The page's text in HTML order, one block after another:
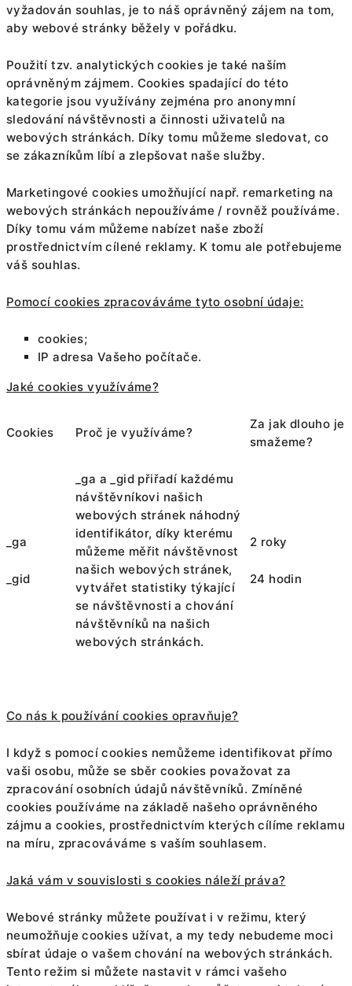
vyžadován souhlas, je to náš oprávněný zájem na tom,
aby webové stránky běžely v pořádku.
Použití tzv. analytických cookies je také naším
oprávněným zájmem. Cookies spadající do této
kategorie jsou využívány zejména pro anonymní
sledování návštěvnosti a činnosti uživatelů na
webových stránkách. Díky tomu můžeme sledovat, co
se zákazníkům líbí a zlepšovat naše služby.
Marketingové cookies umožňující např. remarketing na
webových stránkách nepoužíváme / rovněž používáme.
Díky tomu vám můžeme nabízet naše zboží
prostřednictvím cílené reklamy. K tomu ale potřebujeme
váš souhlas.
Pomocí cookies zpracováváme tyto osobní údaje:
cookies;
IP adresa Vašeho počítače.
Jaké cookies využíváme?
Cookies Proč je využíváme?
Za jak dlouho je
smažeme?
_ga
_gid
_ga a _gid přiřadí každému
návštěvníkovi našich
webových stránek náhodný
identifikátor, díky kterému
můžeme měřit návštěvnost
našich webových stránek,
vytvářet statistiky týkající
se návštěvnosti a chování
návštěvníků na našich
webových stránkách.
2 roky
24 hodin
Co nás k používání cookies opravňuje?
I když s pomocí cookies nemůžeme identifikovat přímo
vaši osobu, může se sběr cookies považovat za
zpracování osobních údajů návštěvníků. Zmíněné
cookies používáme na základě našeho oprávněného
zájmu a cookies, prostřednictvím kterých cílíme reklamu
na míru, zpracováváme s vaším souhlasem.
Jaká vám v souvislosti s cookies náleží práva?
Webové stránky můžete používat i v režimu, který
neumožňuje cookies užívat, a my tedy nebudeme moci
sbírat údaje o vašem chování na webových stránkách.
Tento režim si můžete nastavit v rámci vašeho